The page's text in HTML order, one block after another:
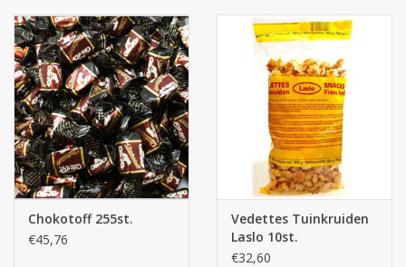
Chokotoff 255st.
€45,76
Vedettes Tuinkruiden
Laslo 10st.
€32,60